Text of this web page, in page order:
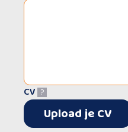
CV ?
Upload je CV